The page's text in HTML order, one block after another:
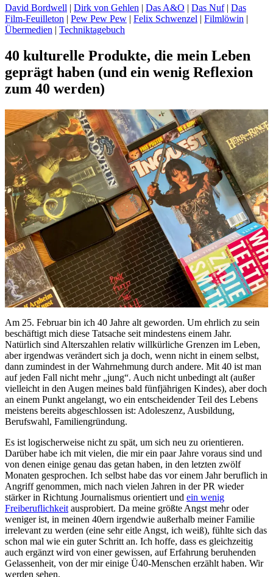
David Bordwell | Dirk von Gehlen | Das A&O | Das Nuf| Das
Film-Feuilleton | Pew Pew Pew | Felix Schwenzel | Filmlöwin |
Übermedien | Techniktagebuch
40 kulturelle Produkte, die mein Leben
geprägt haben (und ein wenig Reflexion
zum 40 werden)
Am 25. Februar bin ich 40 Jahre alt geworden. Um ehrlich zu sein
beschäftigt mich diese Tatsache seit mindestens einem Jahr.
Natürlich sind Alterszahlen relativ willkürliche Grenzen im Leben,
aber irgendwas verändert sich ja doch, wenn nicht in einem selbst,
dann zumindest in der Wahrnehmung durch andere. Mit 40 ist man
auf jeden Fall nicht mehr „jung“. Auch nicht unbedingt alt (außer
vielleicht in den Augen meines bald fünfjährigen Kindes), aber doch
an einem Punkt angelangt, wo ein entscheidender Teil des Lebens
meistens bereits abgeschlossen ist: Adoleszenz, Ausbildung,
Berufswahl, Familiengründung.
Es ist logischerweise nicht zu spät, um sich neu zu orientieren.
Darüber habe ich mit vielen, die mir ein paar Jahre voraus sind und
von denen einige genau das getan haben, in den letzten zwölf
Monaten gesprochen. Ich selbst habe das vor einem Jahr beruflich in
Angriff genommen, mich nach vielen Jahren in der PR wieder
stärker in Richtung Journalismus orientiert und ein wenig
Freiberuflichkeit ausprobiert. Da meine größte Angst mehr oder
weniger ist, in meinen 40ern irgendwie außerhalb meiner Familie
irrelevant zu werden (eine sehr eitle Angst, ich weiß), fühlte sich das
schon mal wie ein guter Schritt an. Ich hoffe, dass es gleichzeitig
auch ergänzt wird von einer gewissen, auf Erfahrung beruhenden
Gelassenheit, von der mir einige Ü40-Menschen erzählt haben. Wir
werden sehen.